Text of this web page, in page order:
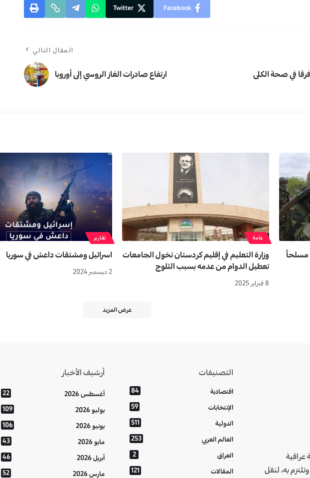
Facebook
Twitter
في صحة الكلى
المقال التالي
ارتفاع صادرات الغاز الروسي إلى أوروبا
عامة
وزارة التعليم في إقليم كردستان تخول الجامعات
تعطيل الدوام من عدمه بسبب الثلوج
8 فبراير 2025
تقارير
اسرائيل ومشتقات داعش في سوريا
2 ديسمبر 2024
عرض المزيد
عراقية
به، لنقل
التصنيفات
اقتصادية 84
الإنتخابات 59
الدولية 511
العالم العربي 253
العراق 2
المقالات 121
أرشيف الأخبار
أغسطس 2026 22
يوليو 2026 109
يونيو 2026 106
مايو 2026 43
أبريل 2026 46
مارس 2026 52